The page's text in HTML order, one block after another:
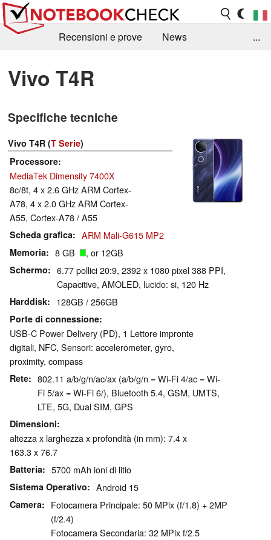
Recensioni e prove
News
Guida agli acquisti
...
Vivo T4R
Specifiche tecniche
Vivo T4R (T Serie)
Processore
MediaTek Dimensity 7400X
8c/8t, 4 x 2.6 GHz ARM Cortex-
A78, 4 x 2.0 GHz ARM Cortex-
A55, Cortex-A78 / A55
Scheda grafica ARM Mali-G615 MP2
Memoria 8 GB , or 12GB
Schermo
6.77 pollici 20:9, 2392 x 1080 pixel 388 PPI,
Capacitive, AMOLED, lucido: si, 120 Hz
Harddisk 128GB / 256GB
Porte di connessione
USB-C Power Delivery (PD), 1 Lettore impronte
digitali, NFC, Sensori: accelerometer, gyro,
proximity, compass
Rete
802.11 a/b/g/n/ac/ax (a/b/g/n = Wi-Fi 4/ac = Wi-
Fi 5/ax = Wi-Fi 6/), Bluetooth 5.4, GSM, UMTS,
LTE, 5G, Dual SIM, GPS
Dimensioni
altezza x larghezza x profondità (in mm): 7.4 x
163.3 x 76.7
Batteria 5700 mAh ioni di litio
Sistema Operativo Android 15
Camera
Fotocamera Principale: 50 MPix (f/1.8) + 2MP
(f/2.4)
Fotocamera Secondaria: 32 MPix f/2.5